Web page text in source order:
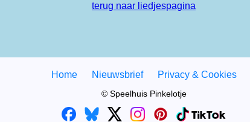
terug naar liedjespagina
Home Nieuwsbrief Privacy & Cookies
© Speelhuis Pinkelotje